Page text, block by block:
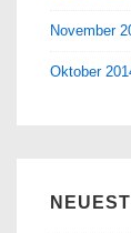
November
Oktober